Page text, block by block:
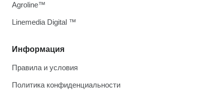
Информация
Правила и условия
Политика конфиденциальности
Agroline™
Linemedia Digital ™